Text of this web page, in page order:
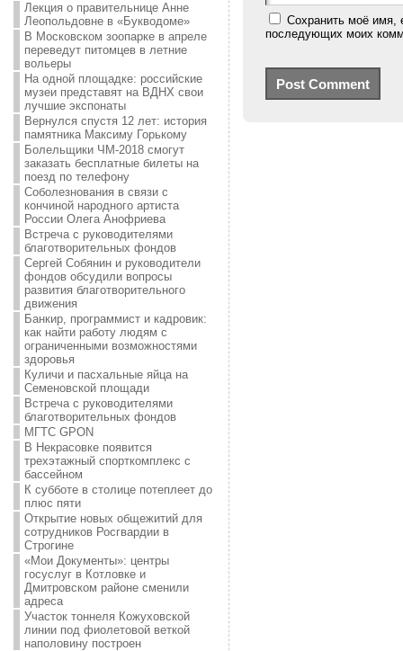
Лекция о правительнице Анне
Леопольдовне в «Букводоме»
В Московском зоопарке в апреле
переведут питомцев в летние
вольеры
На одной площадке: российские
музеи представят на ВДНХ свои
лучшие экспонаты
Вернулся спустя 12 лет: история
памятника Максиму Горькому
Болельщики ЧМ-2018 смогут
заказать бесплатные билеты на
поезд по телефону
Соболезнования в связи с
кончиной народного артиста
России Олега Анофриева
Встреча с руководителями
благотворительных фондов
Сергей Собянин и руководители
фондов обсудили вопросы
развития благотворительного
движения
Банкир, программист и кадровик:
как найти работу людям с
ограниченными возможностями
здоровья
Куличи и пасхальные яйца на
Семеновской площади
Встреча с руководителями
благотворительных фондов
МГТС GPON
В Некрасовке появится
трехэтажный спорткомплекс с
бассейном
К субботе в столице потеплеет до
плюс пяти
Открытие новых общежитий для
сотрудников Росгвардии в
Строгине
«Мои Документы»: центры
госуслуг в Котловке и
Дмитровском районе сменили
адреса
Участок тоннеля Кожуховской
линии под фиолетовой веткой
наполовину построен
Сохранить моё имя,
последующих моих